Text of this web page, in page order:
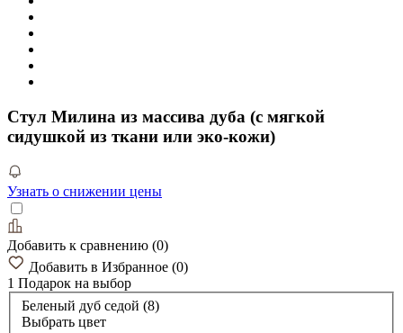
Стул Милина из массива дуба (с мягкой
сидушкой из ткани или эко-кожи)
Узнать о снижении цены
Добавить к сравнению (0)
Добавить в Избранное (0)
1 Подарок на выбор
Беленый дуб седой (8)
Выбрать цвет